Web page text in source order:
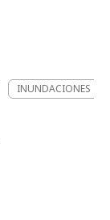
INUNDACIONES